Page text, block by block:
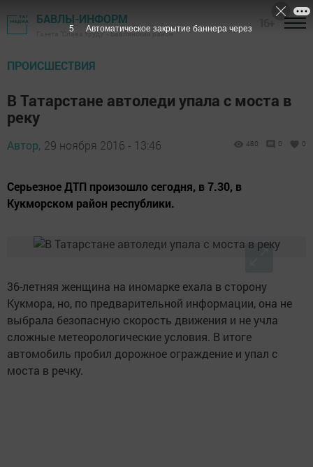
БАВЛЫ-ИНФОРМ
Газета "Слава труду" - Бавлинский район
ПРОИСШЕСТВИЯ
В Татарстане автоледи упала с моста в
реку
Автор, 29 ноября 2016 - 13:46 480 0 0
Серьезное ДТП произошло сегодня, в 7.30, в
Кукморском район республики.
36-летняя женщина на иномарке ехала в сторону
Кукмора, но, по предварительной информации, она не
выбрала безопасную скорость движения и не учла
сложные метеорологические условия. В итоге
автомобиль пробил дорожное ограждение и упал с
моста в речку.
4 Автоматическое закрытие баннера через